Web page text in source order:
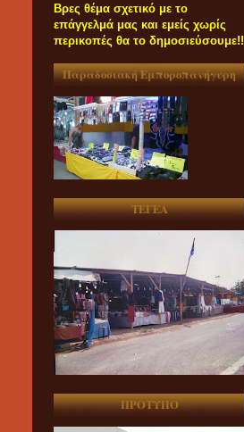
Βρες θέμα σχετικό με το
επάγγελμά μας και εμείς χωρίς
περικοπές θα το δημοσιεύσουμε!!
Παραδοσιακή Εμποροπανήγυρη
ΤΕΓΕΑ
ΠΡΟΤΥΠΟ